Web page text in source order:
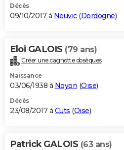
Décès
09/10/2017 à Neuvic(Dordogne)
Eloi GALOIS (79 ans)
Créer une cagnotte obsèques
Naissance
03/06/1938 à Noyon (Oise)
Décès
23/08/2017 à Cuts (Oise)
Patrick GALOIS (63 ans)